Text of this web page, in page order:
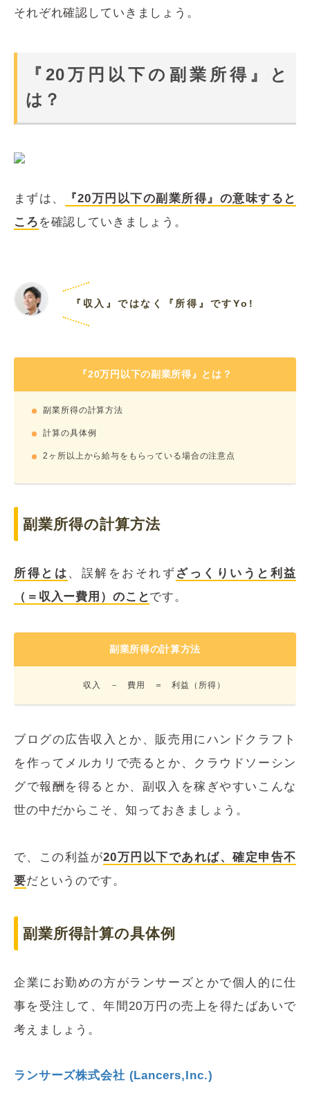
それぞれ確認していきましょう。
『20万円以下の副業所得』と
は？
まずは、
『20万円以下の副業所得』の意味すると
ころ を確認していきましょう。
『収入』ではなく『所得』ですYo!
『20万円以下の副業所得』とは？
副業所得の計算方法
計算の具体例
2ヶ所以上から給与をもらっている場合の注意点
副業所得の計算方法
所得とは 、誤解をおそれず ざっくりいうと利益
（＝収入ー費用）のこと です。
副業所得の計算方法
収入 － 費用 ＝ 利益（所得）
ブログの広告収入とか、販売用にハンドクラフト
を作ってメルカリで売るとか、クラウドソーシン
グで報酬を得るとか、副収入を稼ぎやすいこんな
世の中だからこそ、知っておきましょう。
で、この利益が20万円以下であれば、確定申告不
要だというのです。
副業所得計算の具体例
企業にお勤めの方がランサーズとかで個人的に仕
事を受注して、年間20万円の売上を得たばあいで
考えましょう。
ランサーズ株式会社 (Lancers,Inc.)